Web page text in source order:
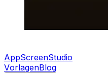
AppScreenStudio
VorlagenBlog